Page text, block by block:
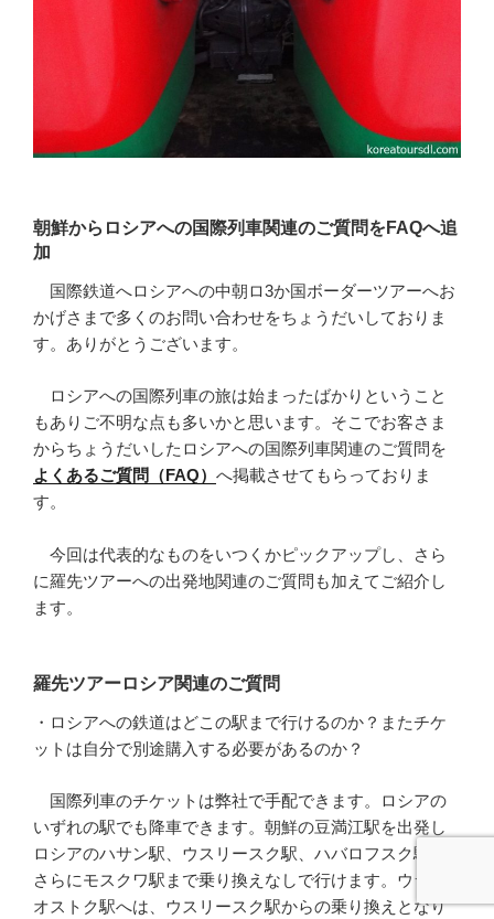
朝鮮からロシアへの国際列車関連のご質問をFAQへ追
加
国際鉄道へロシアへの中朝ロ3か国ボーダーツアーへお
かげさまで多くのお問い合わせをちょうだいしておりま
す。ありがとうございます。
ロシアへの国際列車の旅は始まったばかりということ
もありご不明な点も多いかと思います。そこでお客さま
からちょうだいしたロシアへの国際列車関連のご質問を
よくあるご質問（FAQ） へ掲載させてもらっておりま
す。
今回は代表的なものをいつくかピックアップし、さら
に羅先ツアーへの出発地関連のご質問も加えてご紹介し
ます。
羅先ツアーロシア関連のご質問
・ロシアへの鉄道はどこの駅まで行けるのか？またチケ
ットは自分で別途購入する必要があるのか？
国際列車のチケットは弊社で手配できます。ロシアの
いずれの駅でも降車できます。朝鮮の豆満江駅を出発し
ロシアのハサン駅、ウスリースク駅、ハバロフスク駅、
さらにモスクワ駅まで乗り換えなしで行けます。ウラジ
オストク駅へは、ウスリースク駅からの乗り換えとなり